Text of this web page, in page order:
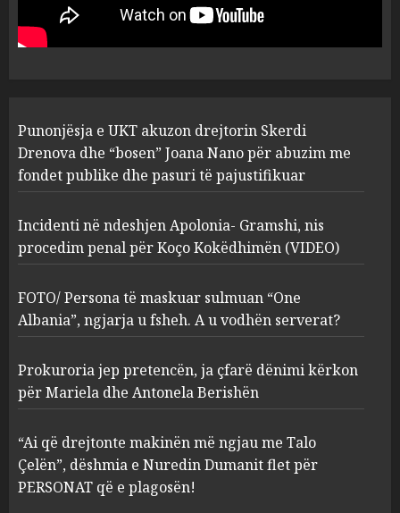
1
“bosen” Joana Nano për
abuzim me fondet publike dhe
pasuri të pajustifikuar
2
Apolonia- Gramshi, nis
procedim penal për Koço
Kokëdhimën (VIDEO)
MARCH 27, 2025
3
FOTO/ Persona të maskuar
sulmuan “One Albania”,
ngjarja u fsheh. A u vodhën
serverat?
MARCH 25, 2025
4
Prokuroria jep pretencën, ja
çfarë dënimi kërkon për
Berishën
MARCH 25, 2025
Punonjësja e UKT akuzon drejtorin Skerdi
Drenova dhe “bosen” Joana Nano për abuzim me
fondet publike dhe pasuri të pajustifikuar
Incidenti në ndeshjen Apolonia- Gramshi, nis
procedim penal për Koço Kokëdhimën (VIDEO)
FOTO/ Persona të maskuar sulmuan “One
Albania”, ngjarja u fsheh. A u vodhën serverat?
Prokuroria jep pretencën, ja çfarë dënimi kërkon
për Mariela dhe Antonela Berishën
“Ai që drejtonte makinën më ngjau me Talo
Çelën”, dëshmia e Nuredin Dumanit flet për
PERSONAT që e plagosën!